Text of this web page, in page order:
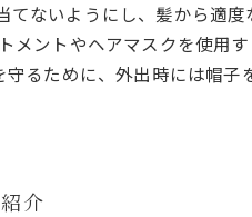
ないようにし、髪から適
ントやヘアマスクを使用
るために、外出時には帽
介